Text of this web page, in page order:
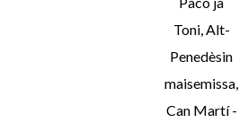
Toni, Alt-
Penedèsin
maisemissa,
Can Martí -